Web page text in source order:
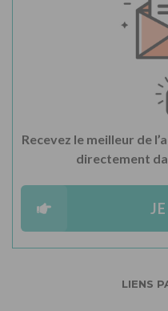
Recevez le meilleur de
directement
LIENS